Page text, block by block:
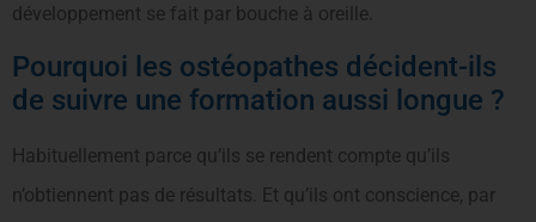
développement se fait par bouche à oreille.
Pourquoi les ostéopathes décident-ils
de suivre une formation aussi longue ?
Habituellement parce qu’ils se rendent compte qu’ils
n’obtiennent pas de résultats. Et qu’ils ont conscience, par